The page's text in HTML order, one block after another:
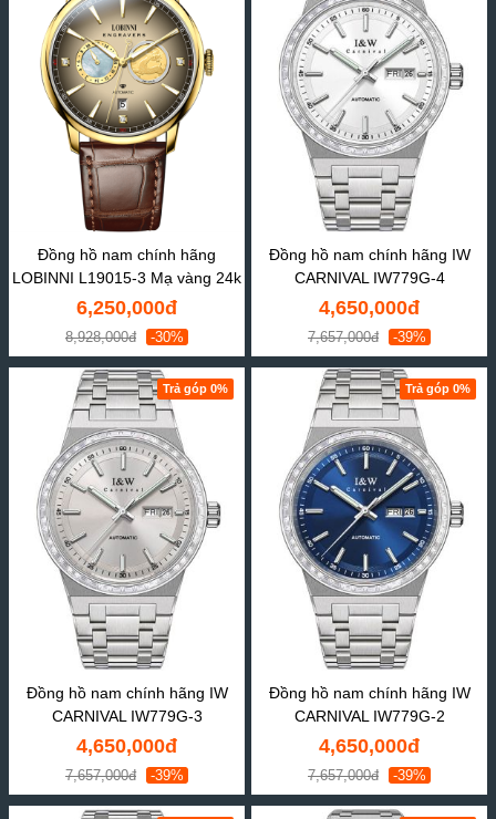
Đồng hồ nam chính hãng
LOBINNI L19015-3 Mạ vàng 24k
6,250,000đ
8,928,000đ -30%
Đồng hồ nam chính hãng IW
CARNIVAL IW779G-4
4,650,000đ
7,657,000đ -39%
Trả góp 0%
Đồng hồ nam chính hãng IW
CARNIVAL IW779G-3
4,650,000đ
7,657,000đ -39%
Trả góp 0%
Đồng hồ nam chính hãng IW
CARNIVAL IW779G-2
4,650,000đ
7,657,000đ -39%